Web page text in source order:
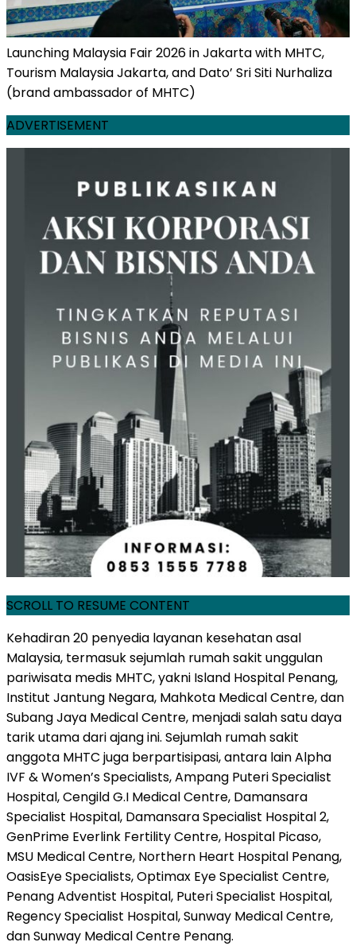
Launching Malaysia Fair 2026 in Jakarta with MHTC,
Tourism Malaysia Jakarta, and Dato’ Sri Siti Nurhaliza
(brand ambassador of MHTC)
ADVERTISEMENT
SCROLL TO RESUME CONTENT
Kehadiran 20 penyedia layanan kesehatan asal
Malaysia, termasuk sejumlah rumah sakit unggulan
pariwisata medis MHTC, yakni Island Hospital Penang,
Institut Jantung Negara, Mahkota Medical Centre, dan
Subang Jaya Medical Centre, menjadi salah satu daya
tarik utama dari ajang ini. Sejumlah rumah sakit
anggota MHTC juga berpartisipasi, antara lain Alpha
IVF & Women’s Specialists, Ampang Puteri Specialist
Hospital, Cengild G.I Medical Centre, Damansara
Specialist Hospital, Damansara Specialist Hospital 2,
GenPrime Everlink Fertility Centre, Hospital Picaso,
MSU Medical Centre, Northern Heart Hospital Penang,
OasisEye Specialists, Optimax Eye Specialist Centre,
Penang Adventist Hospital, Puteri Specialist Hospital,
Regency Specialist Hospital, Sunway Medical Centre,
dan Sunway Medical Centre Penang.